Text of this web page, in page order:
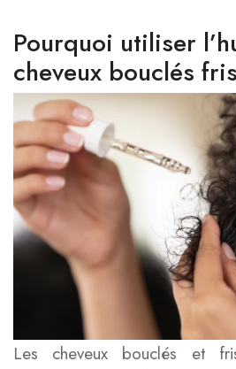
Pourquoi utiliser
cheveux bouclés
Les cheveux bouclés et